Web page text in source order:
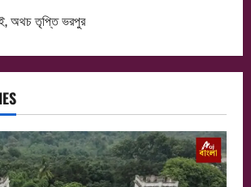
অথচ তৃপ্তি ভরপুর